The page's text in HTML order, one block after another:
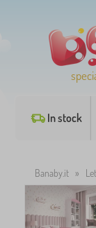
In stock
Banaby.it »